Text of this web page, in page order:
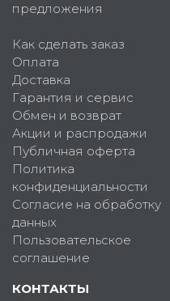
предложения
Как сделать заказ
Оплата
Доставка
Гарантия и сервис
Обмен и возврат
Акции и распродажи
Публичная оферта
Политика
конфиденциальности
Согласие на обработку
данных
Пользовательское
соглашение
КОНТАКТЫ